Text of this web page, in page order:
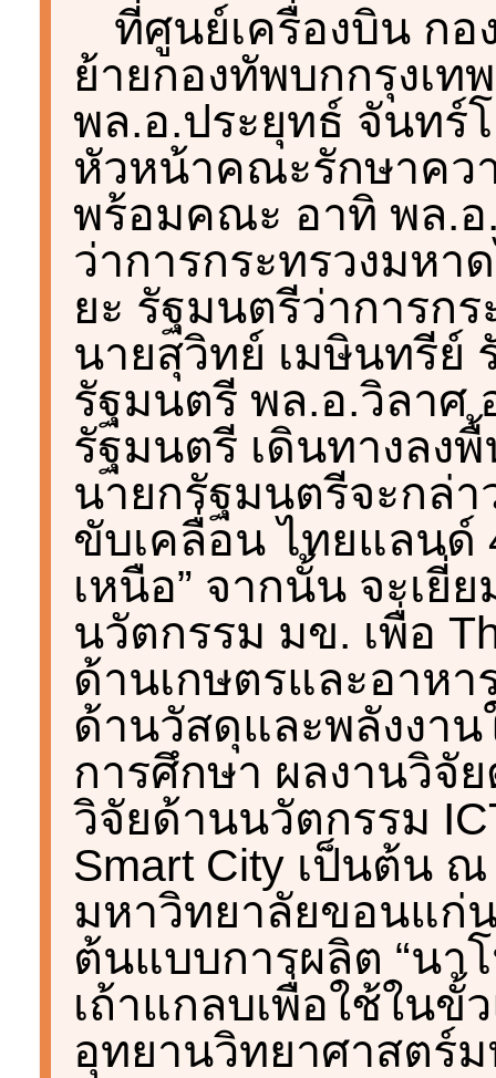
ที่ศูนย์เครื่องบิน กอ
ย้ายกองทัพบกกรุงเท
พล.อ.ประยุทธ์ จันทร์
หัวหน้าคณะรักษาคว
พร้อมคณะ อาทิ พล.อ
ว่าการกระทรวงมหา
ยะ รัฐมนตรีว่าการก
นายสุวิทย์ เมษินทรีย์
รัฐมนตรี พล.อ.วิลาศ
รัฐมนตรี เดินทางลง
นายกรัฐมนตรีจะกล่า
ขับเคลื่อน ไทยแลนด์
เหนือ” จากนั้น จะเยี่
นวัตกรรม มข. เพื่อ
ด้านเกษตรและอาห
ด้านวัสดุและพลังงา
การศึกษา ผลงานวิจั
วิจัยด้านนวัตกรรม
Smart City เป็นต้น
มหาวิทยาลัยขอนแก่
ต้นแบบการผลิต “นา
เถ้าแกลบเพื่อใช้ใน
อุทยานวิทยาศาสตร์